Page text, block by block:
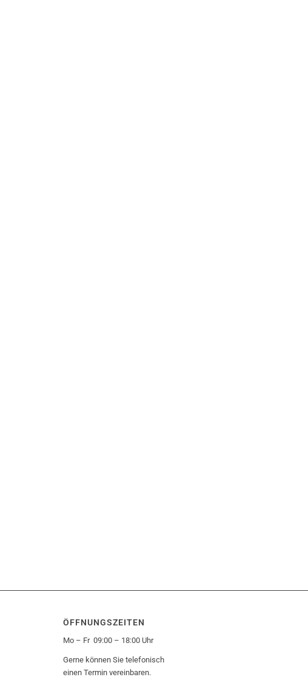
ÖFFNUNGSZEITEN
Mo – Fr 09:00 – 18:00 Uhr
Gerne können Sie telefonisch
einen Termin vereinbaren.